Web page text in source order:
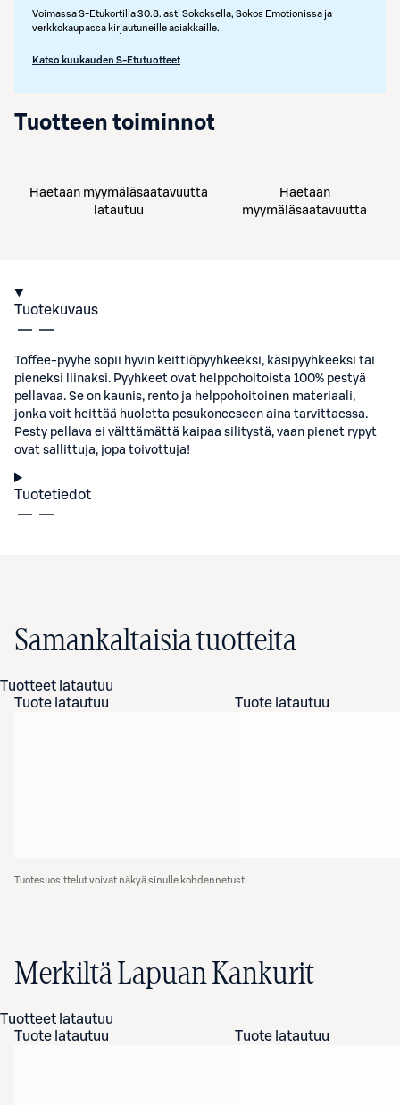
Voimassa S-Etukortilla 30.8. asti Sokoksella, Sokos Emotionissa ja
verkkokaupassa kirjautuneille asiakkaille.
Katso kuukauden S-Etutuotteet
Tuotteen toiminnot
Haetaan myymäläsaatavuutta
latautuu
Haetaan
myymäläsaatavuutta
Tuotekuvaus
Toffee-pyyhe sopii hyvin keittiöpyyhkeeksi, käsipyyhkeeksi tai
pieneksi liinaksi. Pyyhkeet ovat helppohoitoista 100% pestyä
pellavaa. Se on kaunis, rento ja helppohoitoinen materiaali,
jonka voit heittää huoletta pesukoneeseen aina tarvittaessa.
Pesty pellava ei välttämättä kaipaa silitystä, vaan pienet rypyt
ovat sallittuja, jopa toivottuja!
Tuotetiedot
Samankaltaisia tuotteita
Tuotteet latautuu
Tuote latautuu
Tuote latautuu
Tuotesuosittelut voivat näkyä sinulle kohdennetusti
Merkiltä Lapuan Kankurit
Tuotteet latautuu
Tuote latautuu
Tuote latautuu